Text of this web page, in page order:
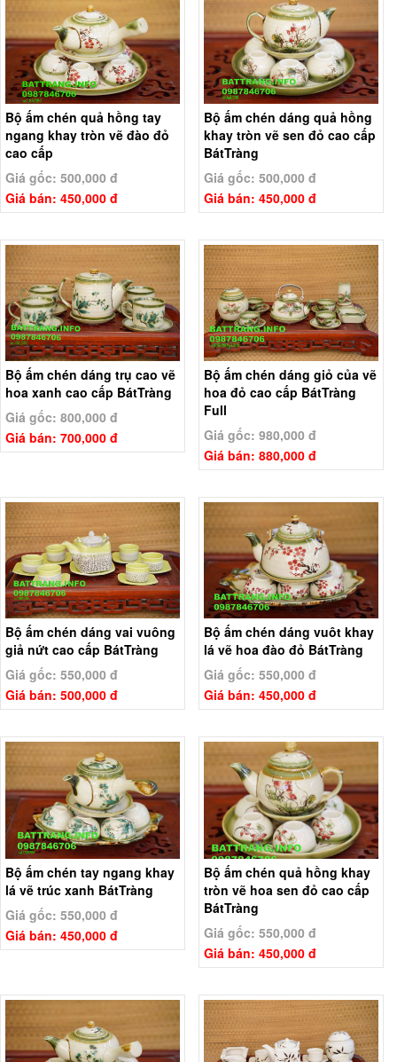
Bộ ấm chén quả hồng tay
ngang khay tròn vẽ đào đỏ
cao cấp
Giá gốc: 500,000 đ
Giá bán: 450,000 đ
Bộ ấm chén dáng quả hồng
khay tròn vẽ sen đỏ cao cấp
BátTràng
Giá gốc: 500,000 đ
Giá bán: 450,000 đ
Bộ ấm chén dáng trụ cao vẽ
hoa xanh cao cấp BátTràng
Giá gốc: 800,000 đ
Giá bán: 700,000 đ
Bộ ấm chén dáng giỏ của vẽ
hoa đỏ cao cấp BátTràng
Full
Giá gốc: 980,000 đ
Giá bán: 880,000 đ
Bộ ấm chén dáng vai vuông
giả nứt cao cấp BátTràng
Giá gốc: 550,000 đ
Giá bán: 500,000 đ
Bộ ấm chén dáng vuôt khay
lá vẽ hoa đào đỏ BátTràng
Giá gốc: 550,000 đ
Giá bán: 450,000 đ
Bộ ấm chén tay ngang khay
lá vẽ trúc xanh BátTràng
Giá gốc: 550,000 đ
Giá bán: 450,000 đ
Bộ ấm chén quả hồng khay
tròn vẽ hoa sen đỏ cao cấp
BátTràng
Giá gốc: 550,000 đ
Giá bán: 450,000 đ